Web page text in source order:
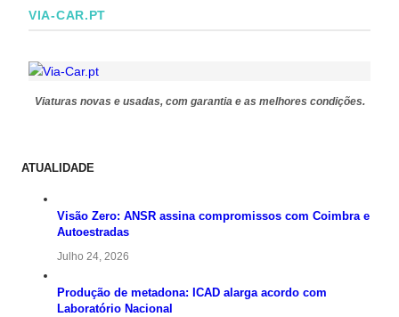
VIA-CAR.PT
Viaturas novas e usadas, com garantia e as melhores condições.
ATUALIDADE
Visão Zero: ANSR assina compromissos com Coimbra e
Autoestradas
Julho 24, 2026
Produção de metadona: ICAD alarga acordo com
Laboratório Nacional